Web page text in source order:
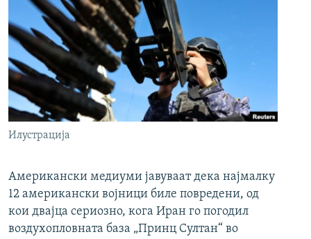
Илустрација
Американски медиуми јавуваат дека најмалку
12 американски војници биле повредени, од
кои двајца сериозно, кога Иран го погодил
воздухопловната база „Принц Султан“ во